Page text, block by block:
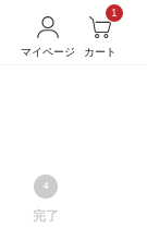
マイページ
1
カート
4
完了